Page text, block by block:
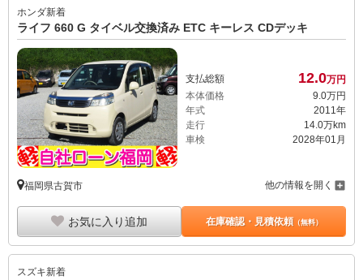
ホンダ新着
ライフ 660 G タイベル交換済み ETC キーレス CDデッキ
支払総額 12.0万円
本体価格
9. 0万円
年式
2011年
走行
14.0万km
車検
2028年01月
福岡県古賀市 他の情報を開く
お気に入り追加 在庫確認・見積依頼（無料）
スズキ新着